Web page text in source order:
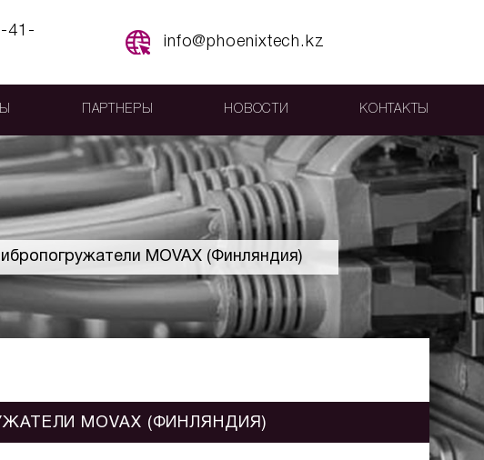
41-
info@phoenixtech.kz
ПАРТНЕРЫ НОВОСТИ КОНТАКТЫ
MOVAX (Финляндия)
MOVAX (ФИНЛЯНДИЯ)